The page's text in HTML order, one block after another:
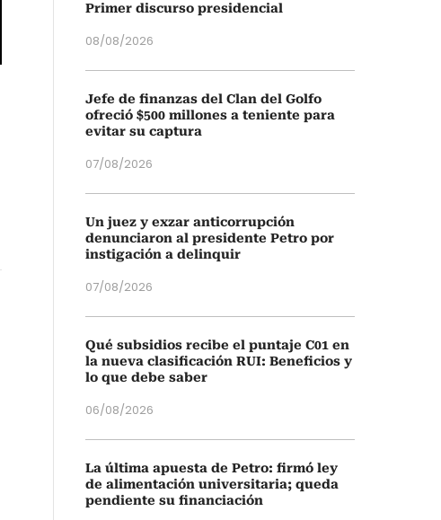
Primer discurso presidencial
08/08/2026
Jefe de finanzas del Clan del Golfo
ofreció $500 millones a teniente para
evitar su captura
07/08/2026
Un juez y exzar anticorrupción
denunciaron al presidente Petro por
instigación a delinquir
07/08/2026
Qué subsidios recibe el puntaje C01 en
la nueva clasificación RUI: Beneficios y
lo que debe saber
06/08/2026
La última apuesta de Petro: firmó ley
de alimentación universitaria; queda
pendiente su financiación